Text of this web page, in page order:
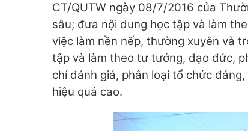
CT/QUTW ngày 08/7/2016 của
sâu; đưa nội dung học tập và làm
việc làm nền nếp, thường xuyên và
tập và làm theo tư tưởng, đạo đức,
chí đánh giá, phân loại tổ chức
hiệu quả cao.